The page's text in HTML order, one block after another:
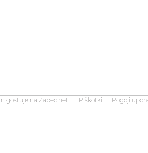
gostuje na Zabec.net Piškotki Pogoji